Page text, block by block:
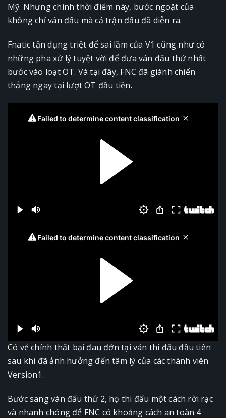
Mỹ. Nhưng chính thời điểm này, bước ngoặt của
không chỉ ván đấu mà cả trận đấu đã diễn ra.
Fnatic tận dụng triệt để sai lầm của V1 cũng như có
những pha xử lý tuyệt vời để đưa ván đấu thứ nhất
bước vào loạt OT. Và tại đây, FNC đã giành chiến
thắng ngay tại lượt OT đầu tiền.
Có vẻ chính thất bại đau đớn tại ván thi đấu đầu tiên
sau khi đã ảnh hưởng đến tâm lý của các thành viên
Version1.
Bước sang ván đấu thứ 2, họ thi đấu một cách rời rạc
và nhanh chóng để FNC có khoảng cách an toàn 4